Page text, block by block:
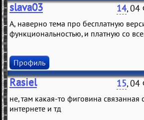
slava03 14, 04
А, наверно тема про бесплатную
функциональностью, и платную со
Профиль
Rasiel 15, 04
не, там какая-то фиговина связанная
интернете и тд